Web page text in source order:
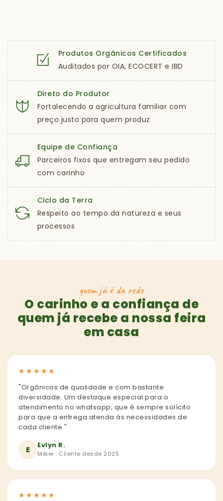
Produtos Orgânicos Certificados
Auditados por OIA, ECOCERT e IBD
Direto do Produtor
Fortalecendo a agricultura familiar com
preço justo para quem produz
Equipe de Confiança
Parceiros fixos que entregam seu pedido
com carinho
Ciclo da Terra
Respeito ao tempo da natureza e seus
processos
quem já é da rede
O carinho e a confiança de
quem já recebe a nossa feira
em casa
★ ★ ★ ★ ★
"Orgânicos de qualidade e com bastante
diversidade. Um destaque especial para o
atendimento no whatsapp, que é sempre solícito
para que a entrega atenda às necessidades de
cada cliente."
E Evlyn R.
Méier · Cliente desde 2025
★ ★ ★ ★ ★